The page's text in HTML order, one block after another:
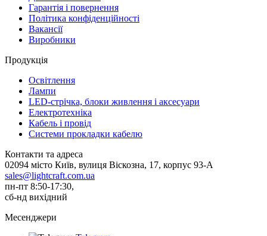
Гарантія і повернення
Політика конфіденційності
Вакансії
Виробники
Продукція
Освітлення
Лампи
LED-стрічка, блоки живлення і аксесуари
Електротехніка
Кабель і провід
Системи прокладки кабелю
Контакти та адреса
02094 місто Київ, вулиця Віскозна, 17, корпус 93-А
sales@lightcraft.com.ua
пн-пт 8:50-17:30,
сб-нд вихідний
Месенджери